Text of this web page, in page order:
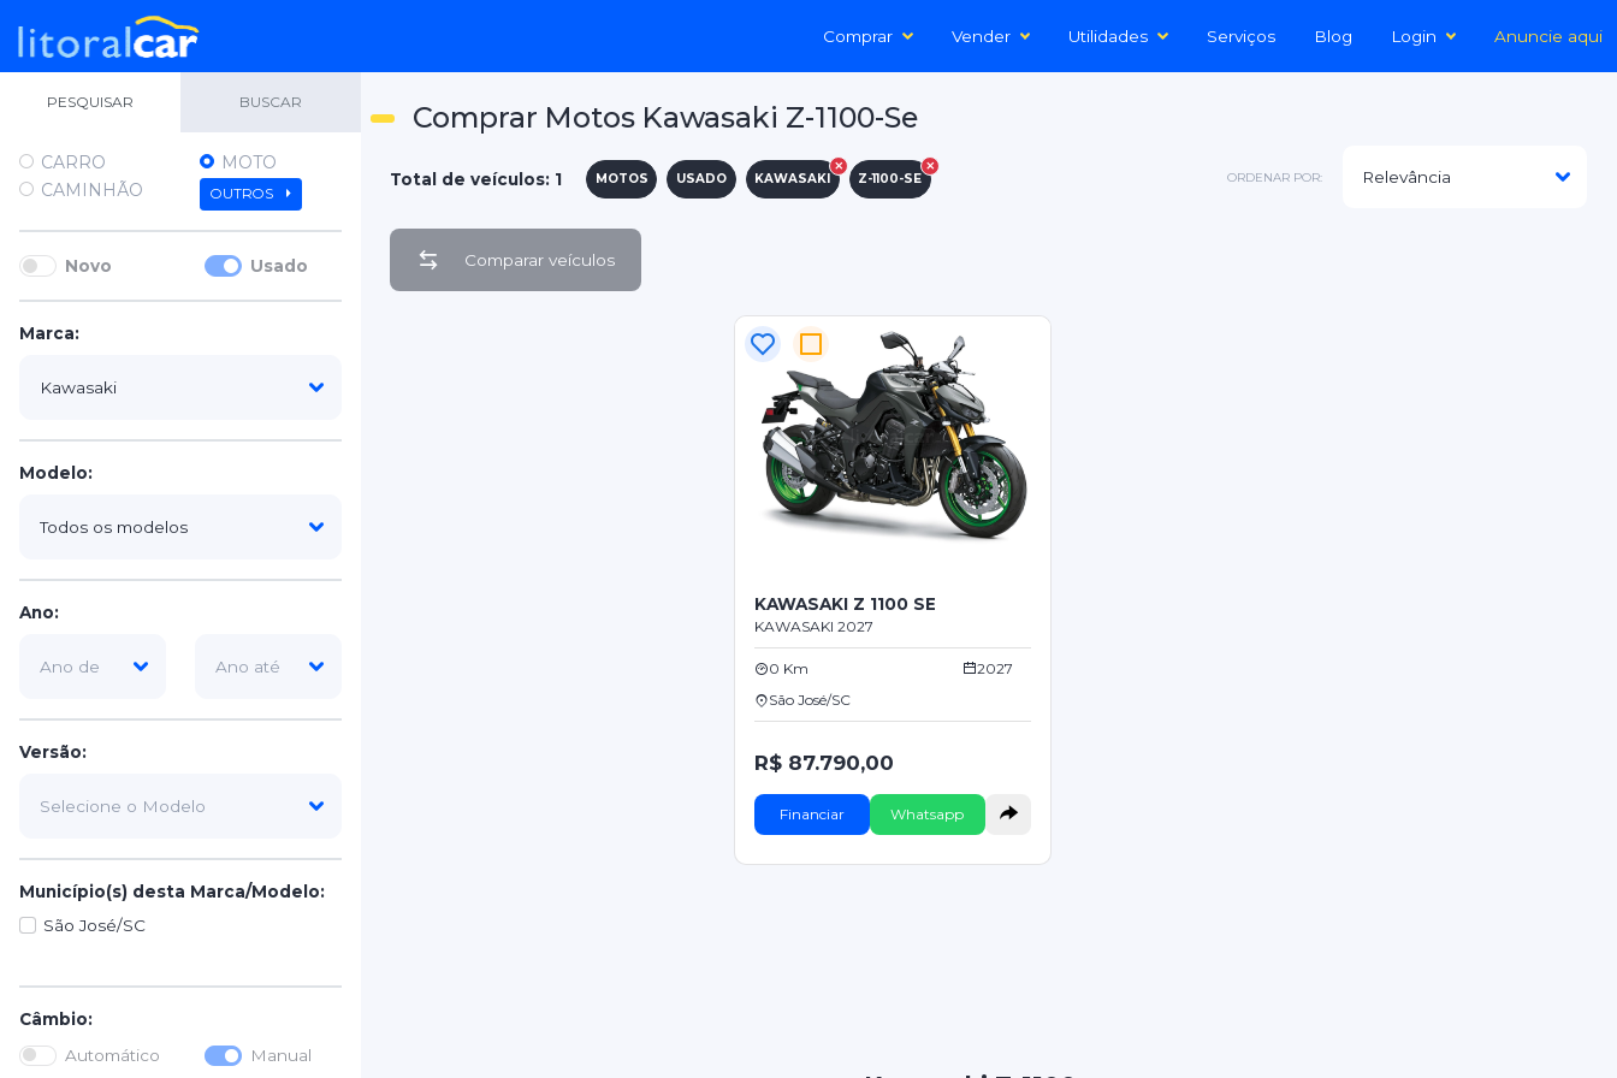
Comprar Vender Utilidades Serviços Blog Login Anuncie aqui
PESQUISAR BUSCAR
CARRO
MOTO
CAMINHÃO
OUTROS
Novo Usado
Marca:
Modelo:
Ano:
Versão:
Município(s) desta Marca/Modelo:
São José/SC
Câmbio:
Automático
Manual
Comprar Motos Kawasaki Z-1100-Se
Total de veículos: 1 MOTOS USADO KAWASAKI Z-1100-SE ORDENAR POR:
Comparar veículos
KAWASAKI Z 1100 SE
KAWASAKI 2027
0 Km
2027
São José/SC
R$ 87.790,00
Financiar Whatsapp